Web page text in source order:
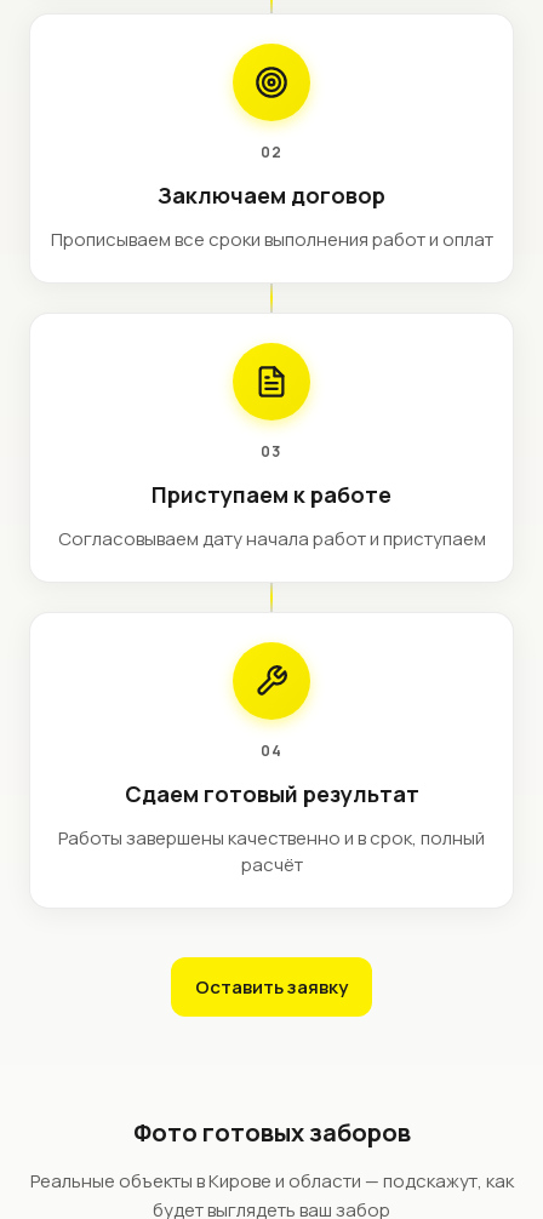
02
Заключаем договор
Прописываем все сроки выполнения работ и оплат
03
Приступаем к работе
Согласовываем дату начала работ и приступаем
04
Сдаем готовый результат
Работы завершены качественно и в срок, полный
расчёт
Оставить заявку
Фото готовых заборов
Реальные объекты в Кирове и области — подскажут, как
будет выглядеть ваш забор